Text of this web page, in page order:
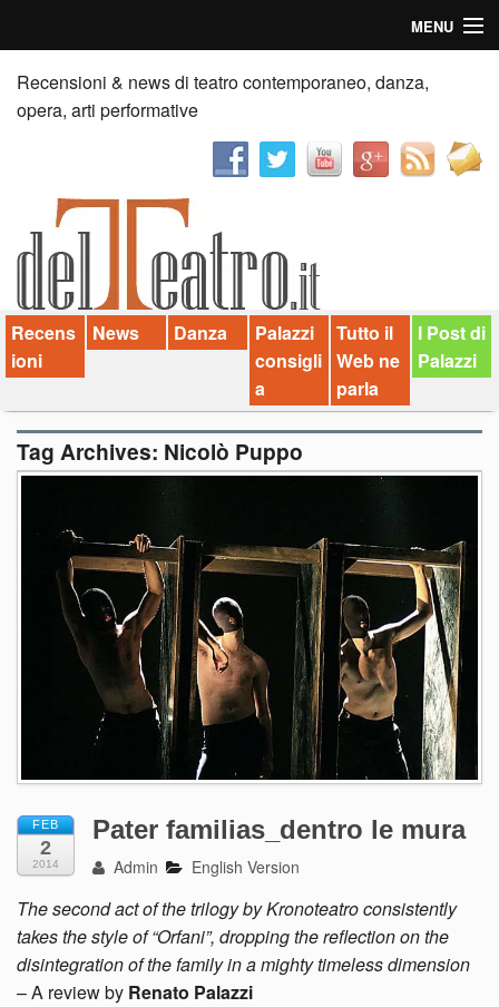
MENU
Home
Recensioni
News
Palazzi consiglia
Video
Chi siamo
Contatti
Recensioni & news di teatro contemporaneo, danza,
opera, arti performative
Recens
ioni
News Danza
Palazzi
consigli
a
Tutto il
Web ne
parla
I Post di
Palazzi
Tag Archives: Nicolò Puppo
FEB
2
2014
Pater familias_dentro le mura
Admin English Version
The second act of the trilogy by Kronoteatro consistently
takes the style of “Orfani”, dropping the reflection on the
disintegration of the family in a mighty timeless dimension
– A review by Renato Palazzi